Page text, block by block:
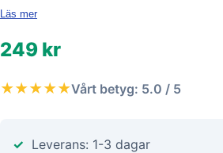
Läs mer
249 kr
★★★★★Vårt betyg: 5.0 / 5
Leverans: 1-3 dagar